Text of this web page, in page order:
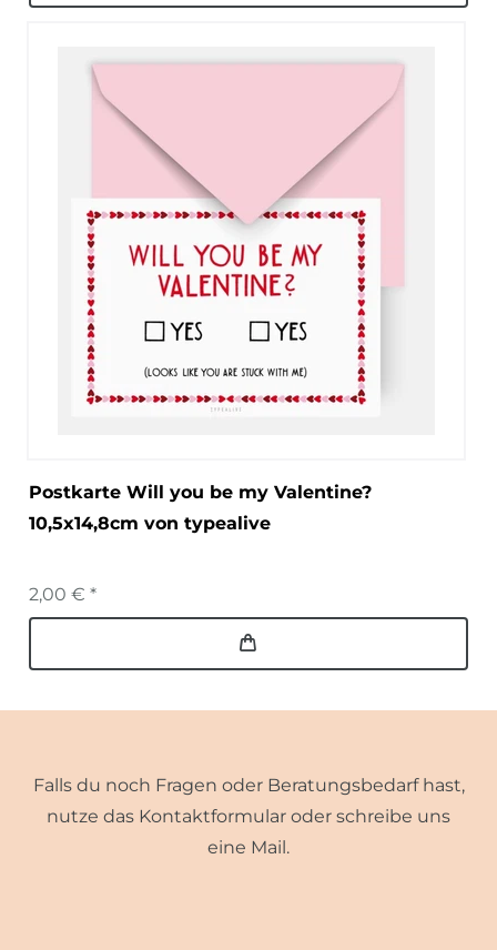
Postkarte Will you be my Valentine?
10,5x14,8cm von typealive
2,00 € *
Falls du noch Fragen oder Beratungsbedarf hast,
nutze das Kontaktformular oder schreibe uns
eine Mail.